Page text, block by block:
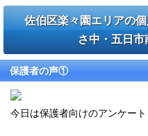
佐伯区楽々園エリアの
さ中・五日
保護者の声①
今日は保護者向けのアンケート